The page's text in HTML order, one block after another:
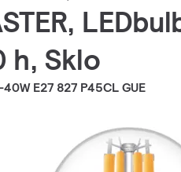
h, Sklo
E27 827 P45CL GUE